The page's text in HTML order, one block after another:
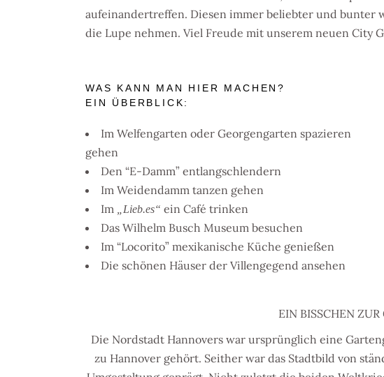
aufeinandertreffen. Diesen immer beliebter und
die Lupe nehmen. Viel Freude mit unserem neuen City
WAS KANN MAN HIER MACHEN?
EIN ÜBERBLICK:
Im Welfengarten oder Georgengarten spazieren
gehen
Den “E-Damm” entlangschlendern
Im Weidendamm tanzen gehen
Im
„Lieb.es“ ein Café trinken
Das Wilhelm Busch Museum besuchen
Im “Locorito” mexikanische Küche genießen
Die schönen Häuser der Villengegend ansehen
EIN BISSCHEN ZUR
Die Nordstadt Hannovers war ursprünglich eine
zu Hannover gehört. Seither war das Stadtbild von